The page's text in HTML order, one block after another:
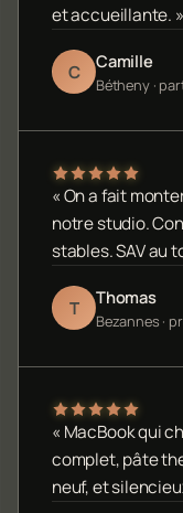
et accueillante. »
C Camille
Bétheny ·
« On a fait
notre studio.
stables. SAV au
T Thomas
Bezannes ·
« MacBook qui
complet, pâte
neuf, et